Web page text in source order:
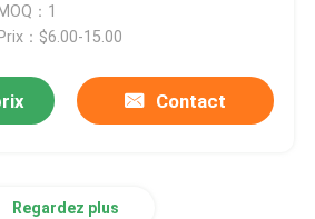
：1
：$6.00-15.00
Contact
Regardez plus